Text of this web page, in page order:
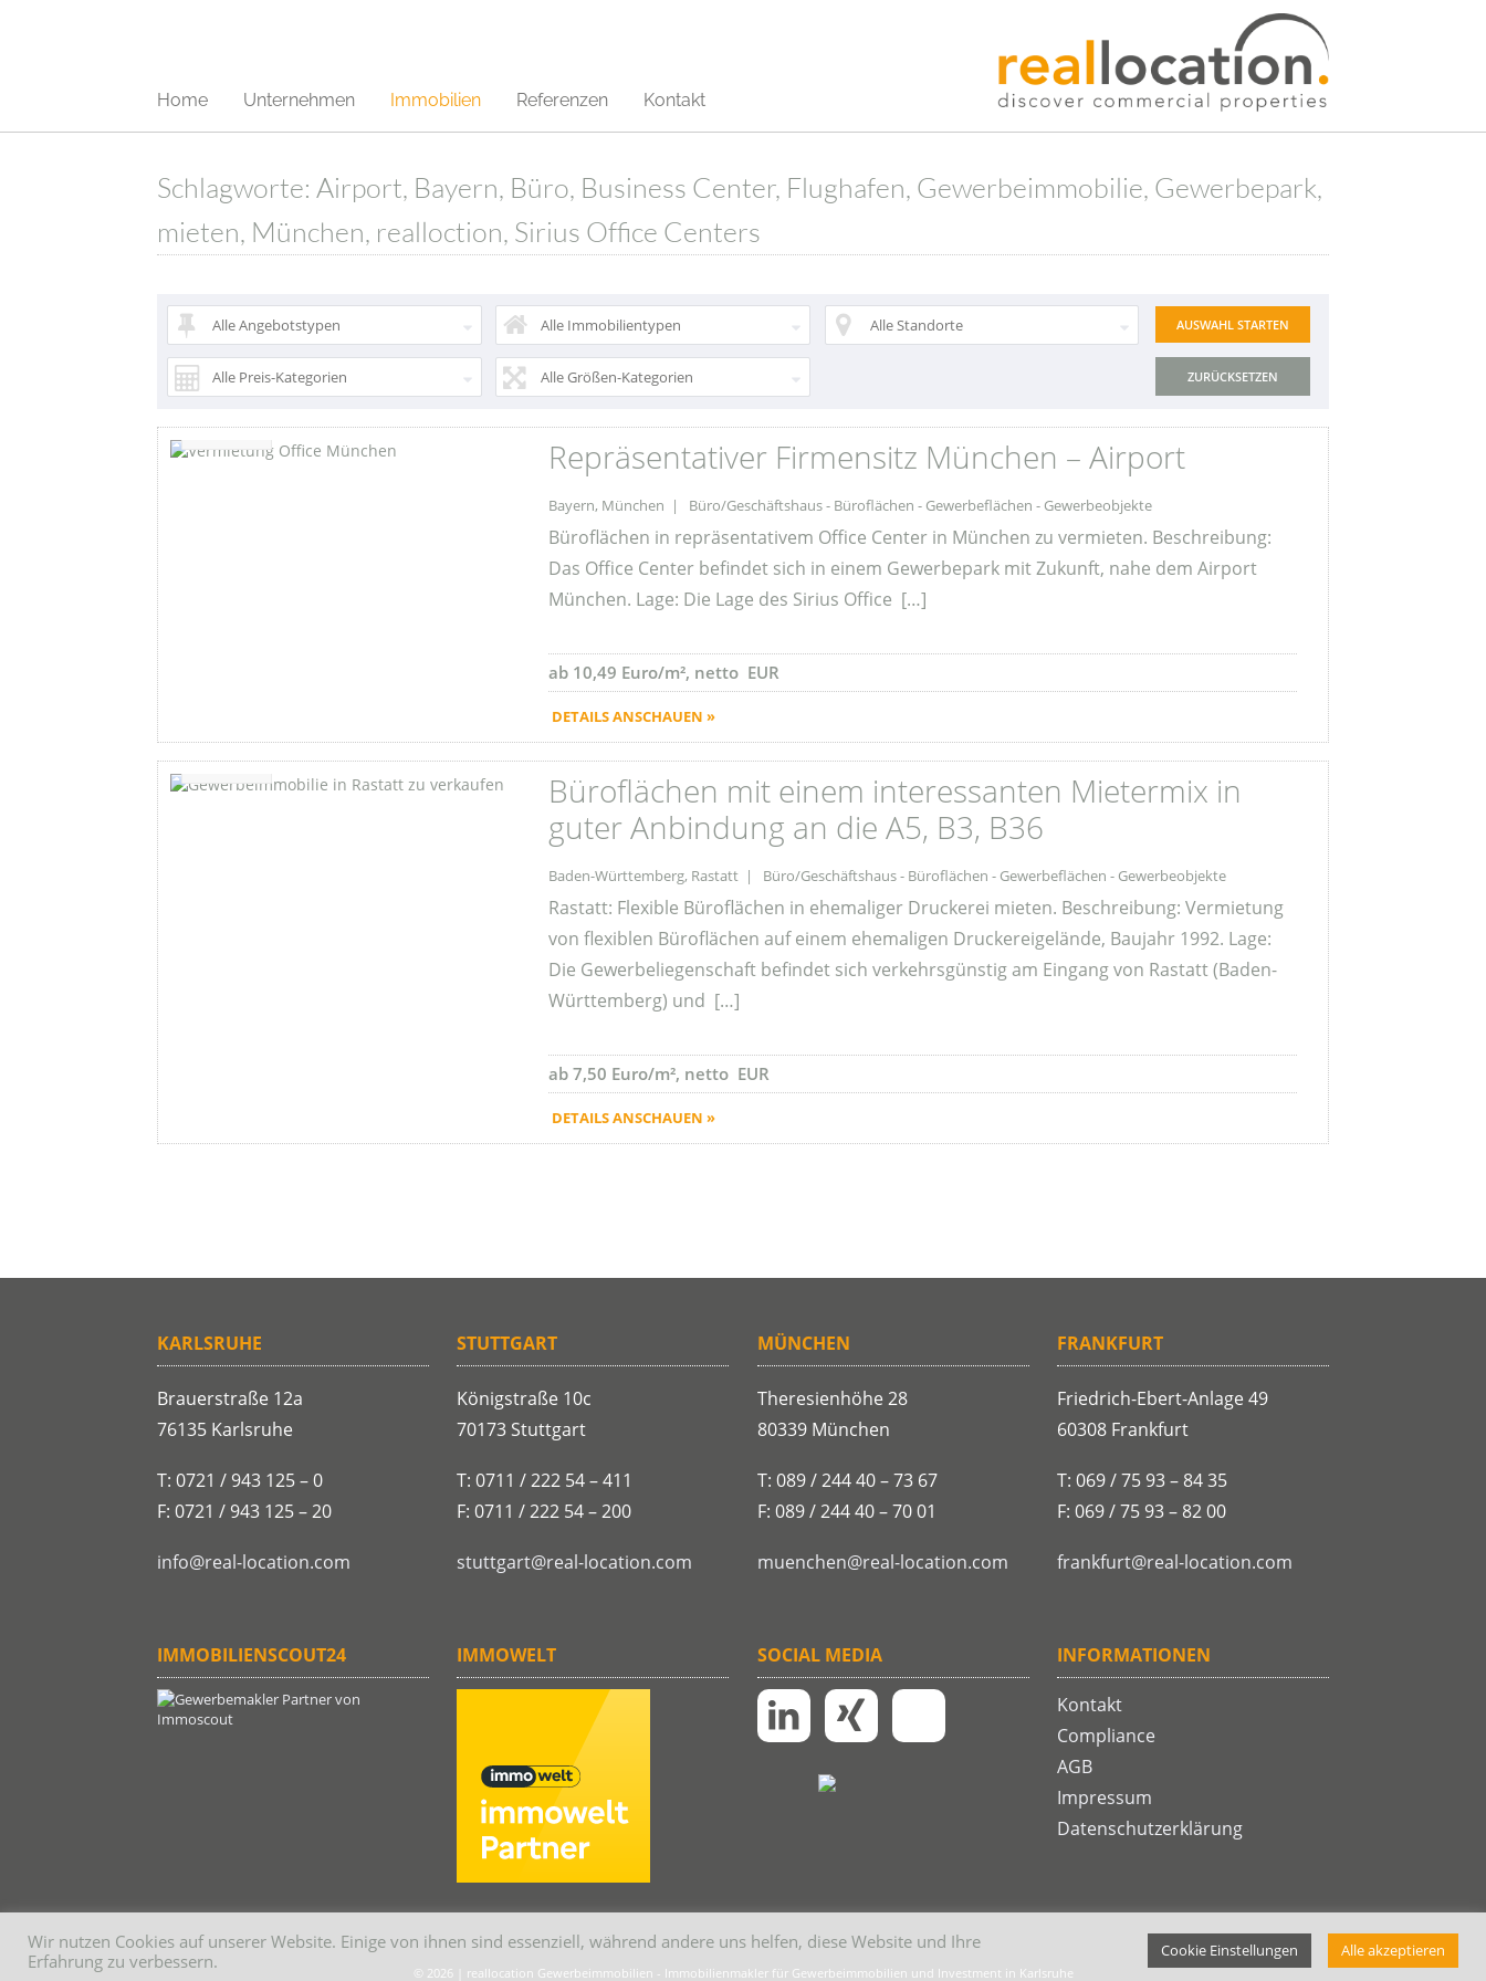
Home Unternehmen Immobilien Referenzen Kontakt
Schlagworte: Airport, Bayern, Büro, Business Center, Flughafen, Gewerbeimmobilie, Gewerbepark,
mieten, München, realloction, Sirius Office Centers
Alle Angebotstypen Alle Immobilientypen Alle Standorte
Alle Preis-Kategorien Alle Größen-Kategorien ZURÜCKSETZEN
Favorite
Repräsentativer Firmensitz München – Airport
Bayern, München | Büro/Geschäftshaus - Büroflächen - Gewerbeflächen - Gewerbeobjekte
Büroflächen in repräsentativem Office Center in München zu vermieten. Beschreibung:
Das Office Center befindet sich in einem Gewerbepark mit Zukunft, nahe dem Airport
München. Lage: Die Lage des Sirius Office […]
ab 10,49 Euro/m², netto EUR
DETAILS ANSCHAUEN »
Favorite
Büroflächen mit einem interessanten Mietermix in
guter Anbindung an die A5, B3, B36
Baden-Württemberg, Rastatt | Büro/Geschäftshaus - Büroflächen - Gewerbeflächen - Gewerbeobjekte
Rastatt: Flexible Büroflächen in ehemaliger Druckerei mieten. Beschreibung: Vermietung
von flexiblen Büroflächen auf einem ehemaligen Druckereigelände, Baujahr 1992. Lage:
Die Gewerbeliegenschaft befindet sich verkehrsgünstig am Eingang von Rastatt (Baden-
Württemberg) und […]
ab 7,50 Euro/m², netto EUR
DETAILS ANSCHAUEN »
KARLSRUHE
Brauerstraße 12a
76135 Karlsruhe
T: 0721 / 943 125 – 0
F: 0721 / 943 125 – 20
info@real-location.com
IMMOBILIENSCOUT24
STUTTGART
Königstraße 10c
70173 Stuttgart
T: 0711 / 222 54 – 411
F: 0711 / 222 54 – 200
stuttgart@real-location.com
IMMOWELT
MÜNCHEN
Theresienhöhe 28
80339 München
T: 089 / 244 40 – 73 67
F: 089 / 244 40 – 70 01
muenchen@real-location.com
SOCIAL MEDIA
FRANKFURT
Friedrich-Ebert-Anlage 49
60308 Frankfurt
T: 069 / 75 93 – 84 35
F: 069 / 75 93 – 82 00
frankfurt@real-location.com
INFORMATIONEN
Kontakt
Compliance
AGB
Impressum
Datenschutzerklärung
© 2026 | reallocation Gewerbeimmobilien - Immobilienmakler für Gewerbeimmobilien und Investment in Karlsruhe
Wir nutzen Cookies auf unserer Website. Einige von ihnen sind essenziell, während andere uns helfen, diese Website und Ihre
Erfahrung zu verbessern.
Cookie Einstellungen Alle akzeptieren